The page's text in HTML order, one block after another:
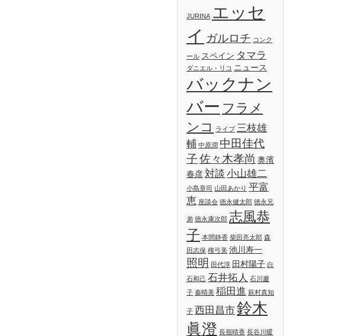
JURINA エッセ
イ ガルロチ コンク
ール スペイン タマラ
ダニエル・リコ ニュース
バックナン
バー フラメ
ンコ
ライブ 三枝雄
輔 中原潤 中田佳代
子佐々木孝尚 奥濱
春彦対談 小山雄二
小島章司 山田あかり 平富
恵 座談会 徳永健太郎 徳永兄
弟 徳永康次郎 志風恭
子 本間静香 柴田亮太郎 森
田志保 権弓美 池川寿一
照明 田代淳 田村陽子 白
石和己 石井拓人 石川慶
子 秦晴美 稲田進 萩村真知
子 西田昌市鈴木
眞澄 長嶺晴香 長谷川暖